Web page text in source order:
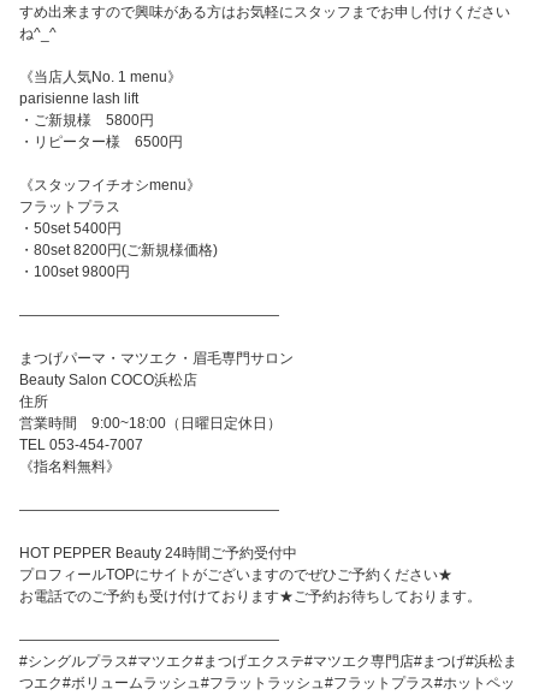
すめ出来ますので興味がある方はお気軽にスタッフまでお申し付けください
ね^_^
《当店人気No. 1 menu》
parisienne lash lift
・ご新規様 5800円
・リピーター様 6500円
《スタッフイチオシmenu》
フラットプラス
・50set 5400円
・80set 8200円(ご新規様価格)
・100set 9800円
――――――――――――――――――
まつげパーマ・マツエク・眉毛専門サロン
Beauty Salon COCO浜松店
住所
営業時間 9:00~18:00（日曜日定休日）
TEL 053-454-7007
《指名料無料》
――――――――――――――――――
HOT PEPPER Beauty 24時間ご予約受付中
プロフィールTOPにサイトがございますのでぜひご予約ください★
お電話でのご予約も受け付けております★ご予約お待ちしております。
――――――――――――――――――
#シングルプラス#マツエク#まつげエクステ#マツエク専門店#まつげ#浜松ま
つエク#ボリュームラッシュ#フラットラッシュ#フラットプラス#ホットペッ